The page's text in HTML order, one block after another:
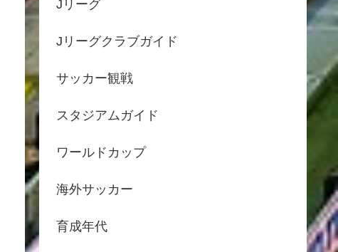
Jリーグ
Jリーグクラブガイド
サッカー観戦
スタジアムガイド
ワールドカップ
海外サッカー
育成年代